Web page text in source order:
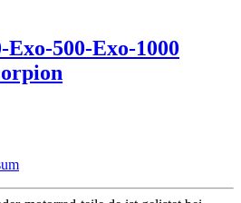
500-Exo-1000